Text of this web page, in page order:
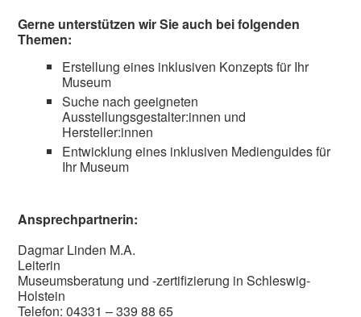
Gerne unterstützen wir Sie auch bei folgenden
Themen:
Erstellung eines inklusiven Konzepts für Ihr
Museum
Suche nach geeigneten
Ausstellungsgestalter:innen und
Hersteller:innen
Entwicklung eines inklusiven Medienguides für
Ihr Museum
Ansprechpartnerin:
Dagmar Linden M.A.
Leiterin
Museumsberatung und -zertifizierung in Schleswig-
Holstein
Telefon: 04331 – 339 88 65